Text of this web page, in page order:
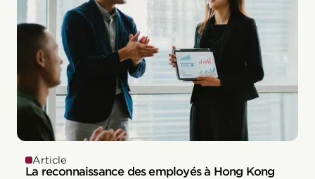
Article
La reconnaissance des employés à Hong Kong